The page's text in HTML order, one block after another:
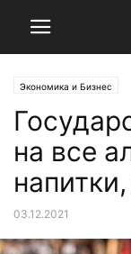
Экономика и Бизнес
на все
03.12.2021